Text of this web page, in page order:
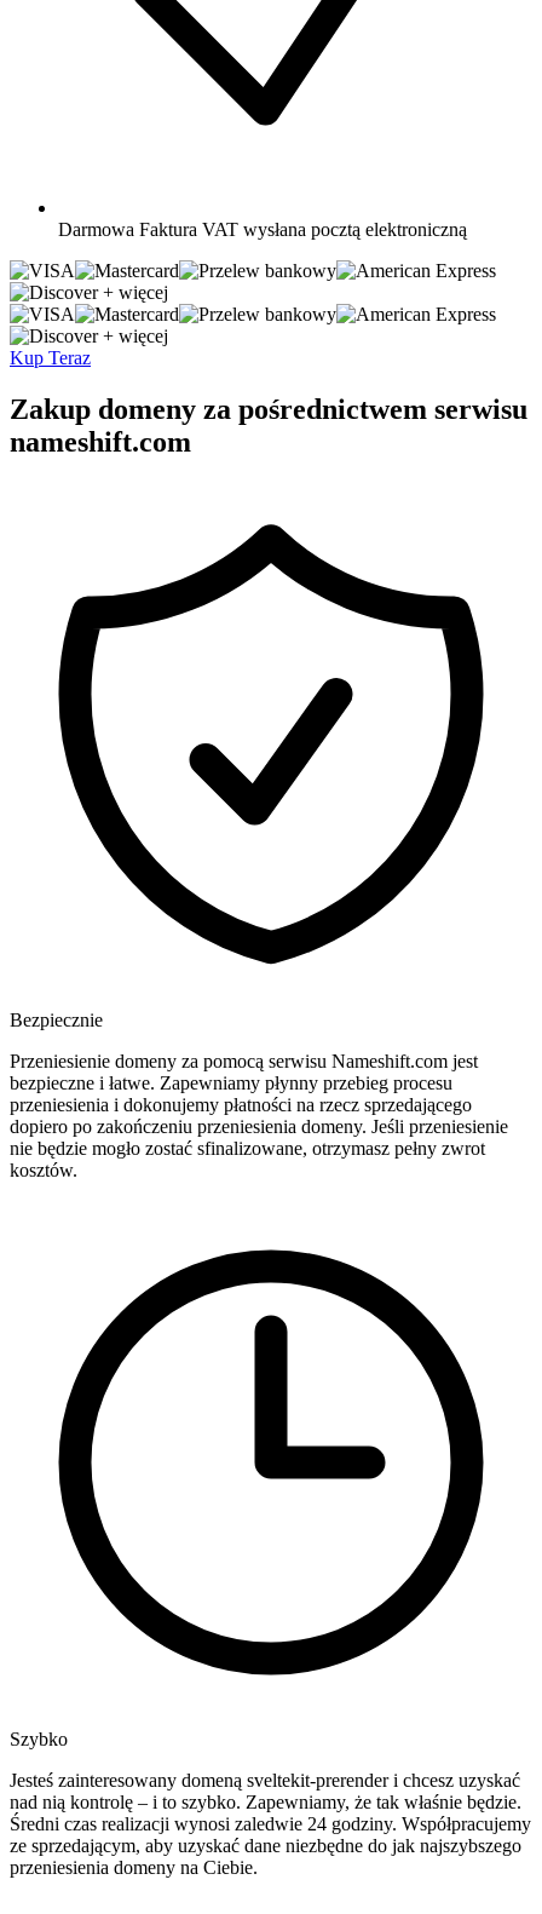
Darmowa Faktura VAT wysłana pocztą elektroniczną
+ więcej
+ więcej
Kup Teraz
Zakup domeny za pośrednictwem serwisu
nameshift.com
Bezpiecznie
Przeniesienie domeny za pomocą serwisu Nameshift.com jest
bezpieczne i łatwe. Zapewniamy płynny przebieg procesu
przeniesienia i dokonujemy płatności na rzecz sprzedającego
dopiero po zakończeniu przeniesienia domeny. Jeśli przeniesienie
nie będzie mogło zostać sfinalizowane, otrzymasz pełny zwrot
kosztów.
Szybko
Jesteś zainteresowany domeną sveltekit-prerender i chcesz uzyskać
nad nią kontrolę – i to szybko. Zapewniamy, że tak właśnie będzie.
Średni czas realizacji wynosi zaledwie 24 godziny. Współpracujemy
ze sprzedającym, aby uzyskać dane niezbędne do jak najszybszego
przeniesienia domeny na Ciebie.